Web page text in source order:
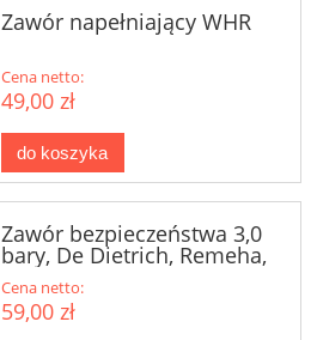
Zawór napełniający WHR
Cena netto:
49,00 zł
do koszyka
Zawór bezpieczeństwa 3,0
bary, De Dietrich, Remeha,
Baxi
Cena netto:
59,00 zł